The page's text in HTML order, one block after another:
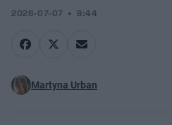
2026-07-07 8:44
Martyna Urban